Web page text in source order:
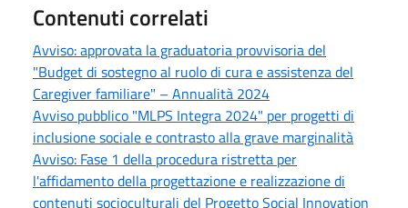
Contenuti correlati
Avviso: approvata la graduatoria provvisoria del
"Budget di sostegno al ruolo di cura e assistenza del
Caregiver familiare" – Annualità 2024
Avviso pubblico "MLPS Integra 2024" per progetti di
inclusione sociale e contrasto alla grave marginalità
Avviso: Fase 1 della procedura ristretta per
l'affidamento della progettazione e realizzazione di
contenuti socioculturali del Progetto Social Innovation